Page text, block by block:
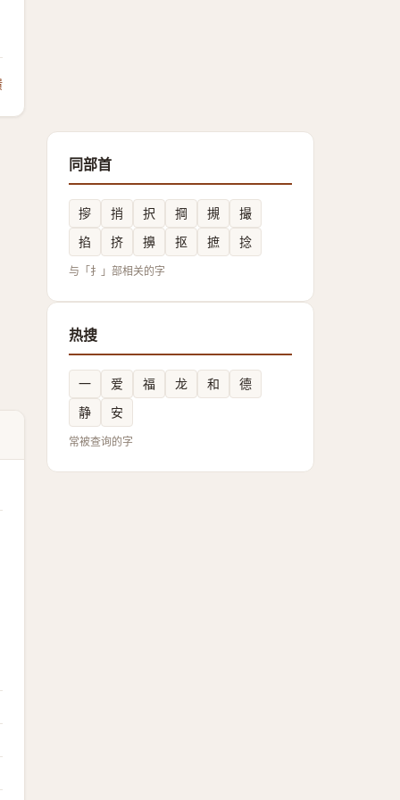
同部首
摉 捎 択 掆 摫
撮
掐
挤 擤 抠 摭 捻
与「扌」部相关的字
热搜
一 爱 福 龙 和
德
静
安
常被查询的字